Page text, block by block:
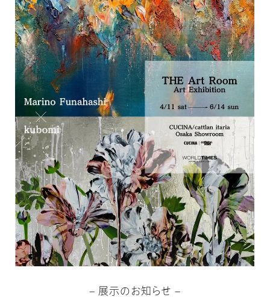
– 展示のお知らせ –